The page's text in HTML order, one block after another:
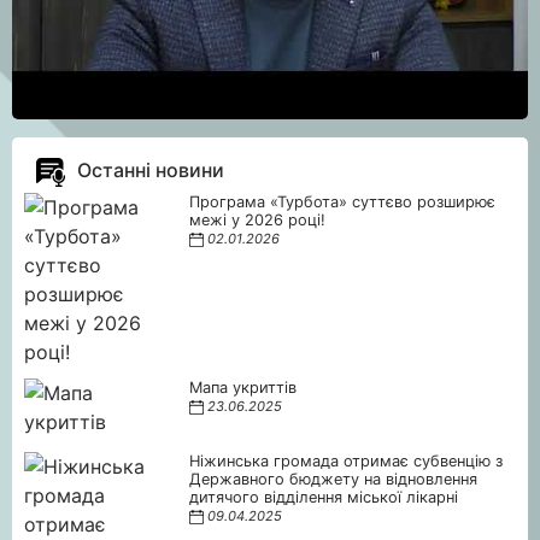
Останні новини
Програма «Турбота» суттєво розширює
межі у 2026 році!
02.01.2026
Мапа укриттів
23.06.2025
Ніжинська громада отримає субвенцію з
Державного бюджету на відновлення
дитячого відділення міської лікарні
09.04.2025